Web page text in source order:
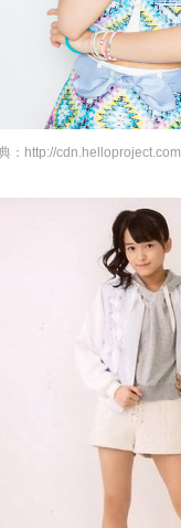
： http://cdn.helloproject.com